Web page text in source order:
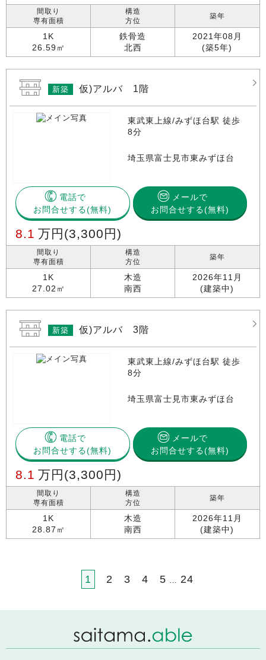
間取り
専有面積
1K
26.59㎡
構造
方位
鉄骨造
北西
築年
2021年08月
(築5年)
新築 仮)アルバ 1階
東武東上線/みずほ台駅 徒歩
8分
埼玉県富士見市東みずほ台
電話で
お問合せする
メールで
お問合せする(無料)
8.1 万円 (3,300円)
間取り
専有面積
1K
27.02㎡
構造
方位
木造
南西
築年
2026年11月
(建築中)
新築 仮)アルバ 3階
東武東上線/みずほ台駅 徒歩
8分
埼玉県富士見市東みずほ台
電話で
お問合せする
メールで
お問合せする(無料)
8.1 万円 (3,300円)
間取り
専有面積
1K
28.87㎡
構造
方位
木造
南西
築年
2026年11月
(建築中)
1 2 3 4 5 … 24